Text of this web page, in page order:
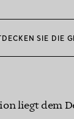
SIE DIE
liegt dem